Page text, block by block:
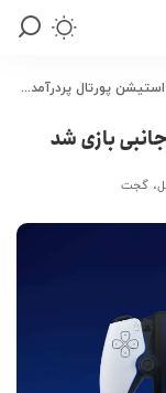
پورتال پردرآمد‌ترین لوازم جانبی بازی شد
بازی شد
گجت